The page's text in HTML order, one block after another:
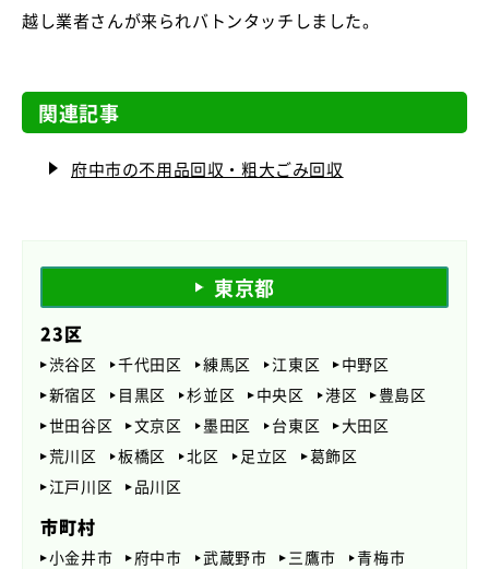
越し業者さんが来られバトンタッチしました。
関連記事
府中市の不用品回収・粗大ごみ回収
東京都
23区
渋谷区 千代田区 練馬区 江東区
中野区
新宿区
目黒区 杉並区 中央区 港区
豊島区
世田谷区
文京区 墨田区 台東区
大田区
荒川区
板橋区 北区 足立区
葛飾区
江戸川区
品川区
市町村
小金井市 府中市 武蔵野市 三鷹市
青梅市